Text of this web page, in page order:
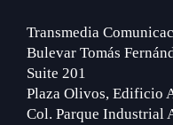
Transmedia
Bulevar Tomás
Suite 201
Plaza Olivos, Edificio
Col. Parque Industrial